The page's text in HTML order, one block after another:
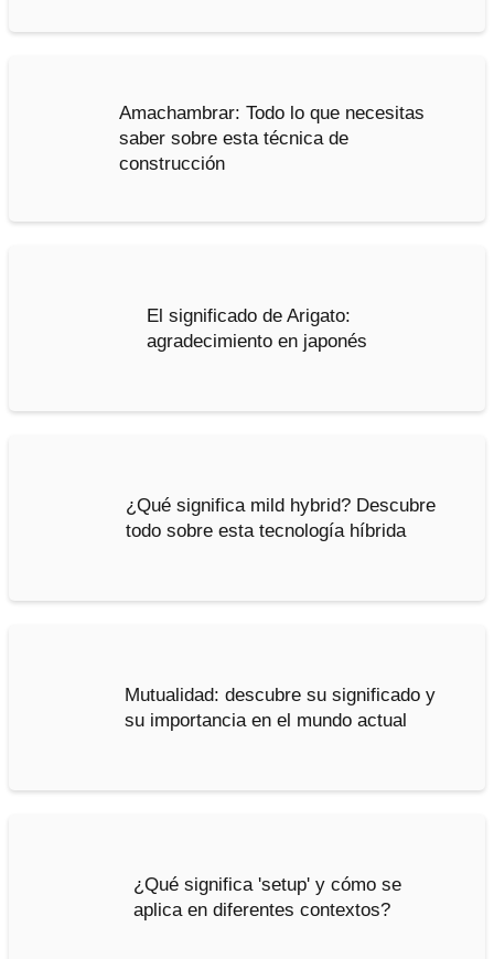
Amachambrar: Todo lo que necesitas
saber sobre esta técnica de
construcción
El significado de Arigato:
agradecimiento en japonés
¿Qué significa mild hybrid? Descubre
todo sobre esta tecnología híbrida
Mutualidad: descubre su significado y
su importancia en el mundo actual
¿Qué significa 'setup' y cómo se
aplica en diferentes contextos?